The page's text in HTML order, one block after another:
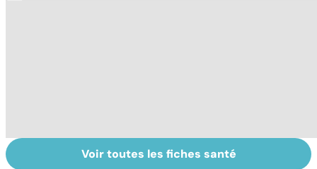
Narcolepsie : des
Maladie de
Voir toutes les fiches santé